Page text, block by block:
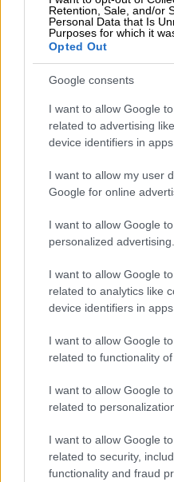
Retention, Sale, and/or
Personal Data that Is
Purposes for which it
Opted Out
Google consents
I want to allow Google
related to advertising
device identifiers in apps.
I want to allow my user
Google for online
I want to allow Google
personalized advertising.
I want to allow Google
related to analytics like
device identifiers in apps.
I want to allow Google
related to functionality
I want to allow Google
related to
I want to allow Google
related to security,
functionality and fraud
Ισραήλ στη
Άγκυρας
Η πρόεδρος του
δήλωσε ότι οι
ξεπέρασαν για
πανδημίας κορυφές -
εκατομμύρια
από 200
τις επιχειρήσεις της
«Κάθε χρόνο το
πόλη μας», δήλωσεη
ΟυάσινγκτονMuriel
ανακοίνωσης. «Είναι
μεγάλη έγχυση
Τα άνθη κερασιάς
δώρο 3.000 δέντρα,
κυβέρνηση